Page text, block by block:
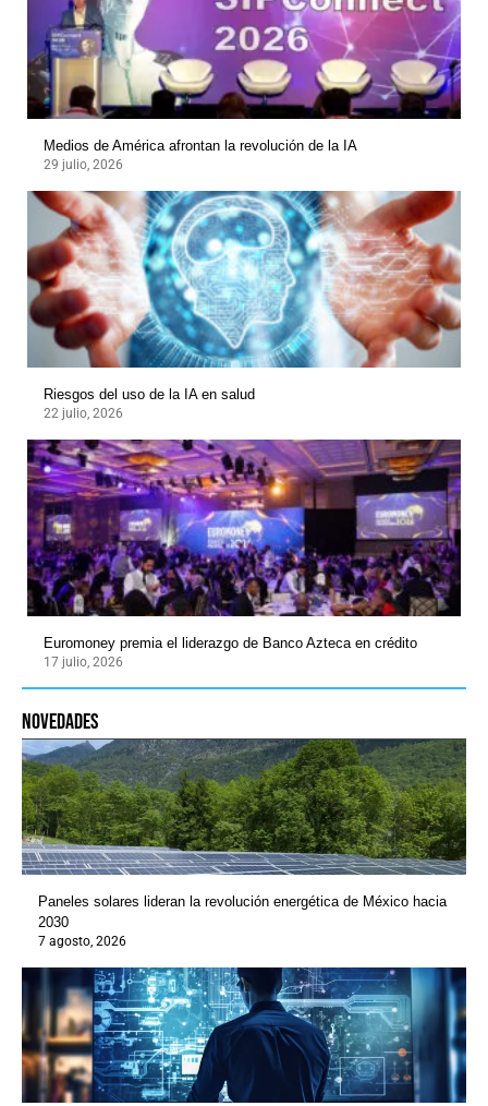
Medios de América afrontan la revolución de la IA
29 julio, 2026
Riesgos del uso de la IA en salud
22 julio, 2026
Euromoney premia el liderazgo de Banco Azteca en crédito
17 julio, 2026
novedades
Paneles solares lideran la revolución energética de México hacia
2030
7 agosto, 2026